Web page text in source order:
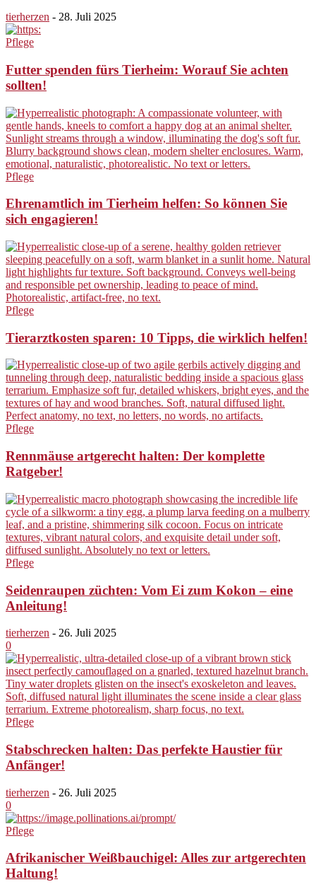
tierherzen - 28. Juli 2025
Pflege
Futter spenden fürs Tierheim: Worauf Sie achten
sollten!
Pflege
Ehrenamtlich im Tierheim helfen: So können Sie
sich engagieren!
Pflege
Tierarztkosten sparen: 10 Tipps, die wirklich helfen!
Pflege
Rennmäuse artgerecht halten: Der komplette
Ratgeber!
Pflege
Seidenraupen züchten: Vom Ei zum Kokon – eine
Anleitung!
tierherzen - 26. Juli 2025
0
Pflege
Stabschrecken halten: Das perfekte Haustier für
Anfänger!
tierherzen - 26. Juli 2025
0
Pflege
Afrikanischer Weißbauchigel: Alles zur artgerechten
Haltung!